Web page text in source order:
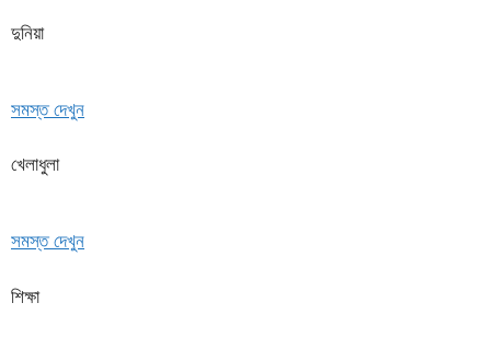
দুনিয়া
সমস্ত দেখুন
খেলাধুলা
সমস্ত দেখুন
শিক্ষা